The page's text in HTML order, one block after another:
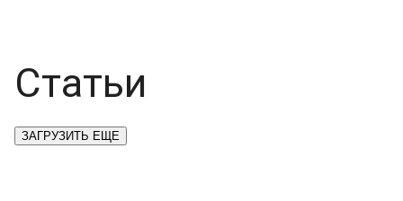
Статьи
ЗАГРУЗИТЬ ЕЩЕ